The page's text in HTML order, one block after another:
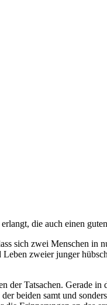
die auch einen
sich zwei Menschen in
zweier junger
Tatsachen. Gerade in
beiden samt und